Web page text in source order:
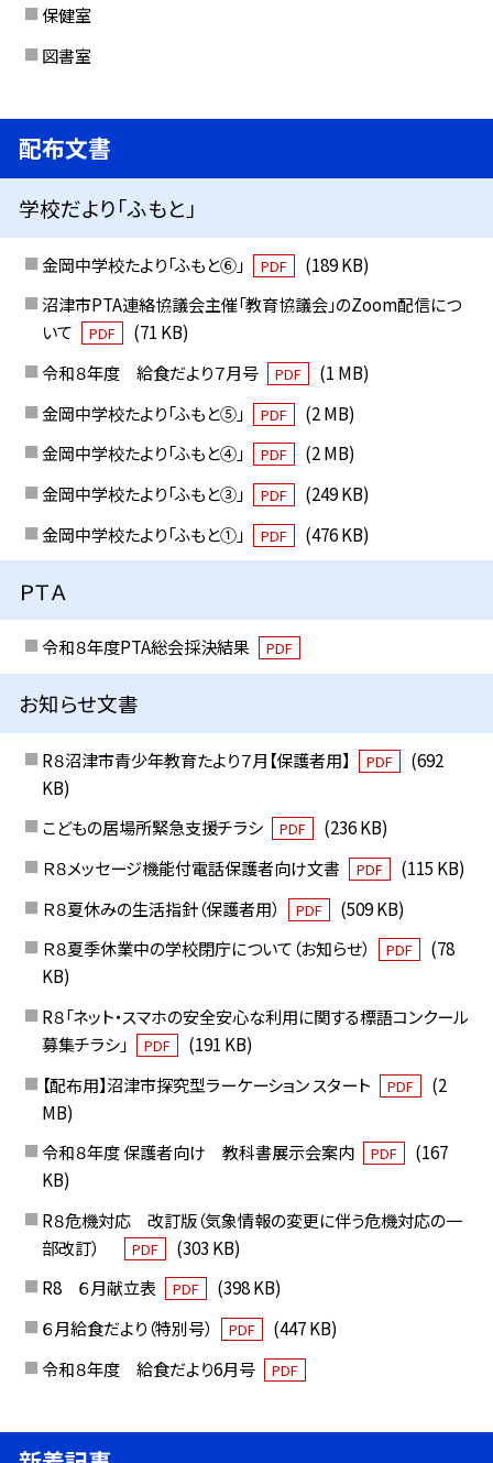
保健室
図書室
配布文書
学校だより「ふもと」
金岡中学校たより「ふもと⑥」 PDF
(189 KB)
沼津市PTA連絡協議会主催「教育協議会」のZoom配信につ
いて
PDF
(71 KB)
令和８年度 給食だより７月号
PDF
(1 MB)
金岡中学校たより「ふもと⑤」
PDF
(2 MB)
金岡中学校たより「ふもと④」
PDF
(2 MB)
金岡中学校たより「ふもと③」
PDF
(249 KB)
金岡中学校たより「ふもと①」
PDF (476 KB)
ＰＴＡ
令和８年度PTA総会採決結果 PDF
お知らせ文書
R８沼津市青少年教育たより７月【保護者用】 PDF
(692
KB)
こどもの居場所緊急支援チラシ
PDF
(236 KB)
Ｒ８メッセージ機能付電話保護者向け文書
PDF
(115 KB)
Ｒ８夏休みの生活指針（保護者用）
PDF
(509 KB)
Ｒ８夏季休業中の学校閉庁について（お知らせ）
PDF
(78
KB)
R８「ネット・スマホの安全安心な利用に関する標語コンクール
募集チラシ」
PDF
(191 KB)
【配布用】沼津市探究型ラーケーション スタート
PDF
(2
MB)
令和８年度 保護者向け 教科書展示会案内
PDF
(167
KB)
R８危機対応 改訂版（気象情報の変更に伴う危機対応の一
部改訂）
PDF
(303 KB)
R8 ６月献立表
PDF
(398 KB)
６月給食だより（特別号）
PDF
(447 KB)
令和８年度 給食だより6月号
PDF